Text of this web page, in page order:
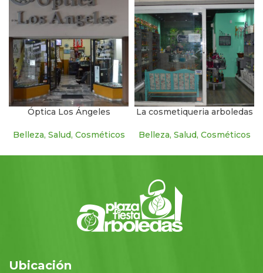
Óptica Los Ángeles
Belleza, Salud, Cosméticos
La cosmetiqueria arboledas
Belleza, Salud, Cosméticos
Ubicación